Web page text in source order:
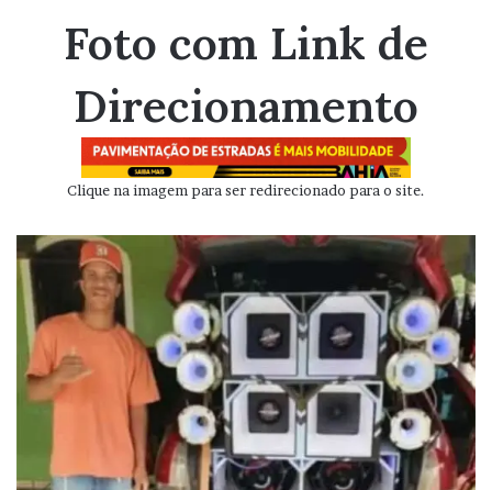
mail
Foto com Link de
Direcionamento
Clique na imagem para ser redirecionado para o site.